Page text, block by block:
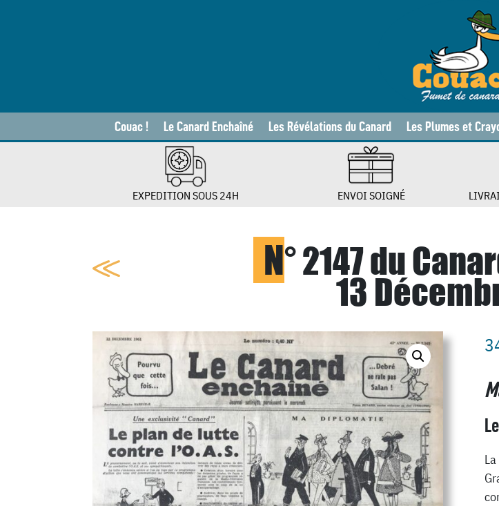
Couac ! Le Canard Enchaîné Les Révélations du Canard Les Plumes et
EXPEDITION SOUS 24H ENVOI SOIGNÉ
N° 2147 du
13